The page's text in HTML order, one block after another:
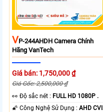
VP-244AHDH Camera Chính
Hãng VanTech
Giá bán: 1,750,000 ₫
Giá Gốc: 2,500,000 ₫
️👀 Độ sắc nét : FULL HD 1080P .
🌠 Công Nghệ Sử Dụng :AHD CVI